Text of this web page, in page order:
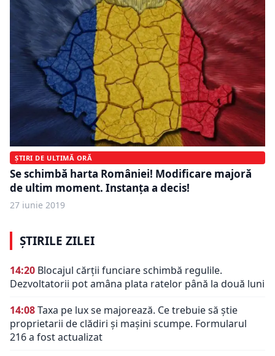
ȘTIRI DE ULTIMĂ ORĂ
Se schimbă harta României! Modificare majoră
de ultim moment. Instanța a decis!
27 iunie 2019
ȘTIRILE ZILEI
14:20 Blocajul cărții funciare schimbă regulile.
Dezvoltatorii pot amâna plata ratelor până la două luni
14:08Taxa pe lux se majorează. Ce trebuie să știe
proprietarii de clădiri și mașini scumpe. Formularul
216 a fost actualizat